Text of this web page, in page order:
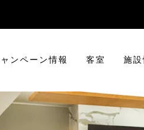
ンペーン情報 客室 施設